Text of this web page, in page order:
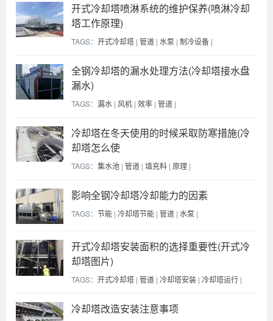
开式冷却塔喷淋系统的维护保养(喷淋冷却
塔工作原理)
TAGS： 开式冷却塔 | 管道 | 水泵 | 制冷设备 |
全钢冷却塔的漏水处理方法(冷却塔接水盘
漏水)
TAGS： 漏水 | 风机 | 效率 | 管道 |
冷却塔在冬天使用的时候采取防寒措施(冷
却塔怎么使
TAGS： 集水池 | 管道 | 填充料 | 原理 |
影响全钢冷却塔冷却能力的因素
TAGS： 节能 | 冷却塔节能 | 管道 | 水泵 |
开式冷却塔安装面积的选择重要性(开式冷
却塔图片)
TAGS： 开式冷却塔 | 管道 | 冷却塔安装 | 冷却塔运行 |
冷却塔改造安装注意事项